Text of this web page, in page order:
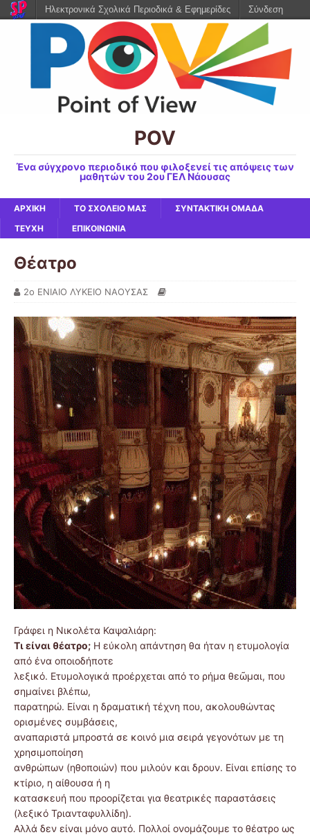
POV
Ένα σύγχρονο περιοδικό που φιλοξενεί τις απόψεις των
μαθητών του 2ου ΓΕΛ Νάουσας
ΑΡΧΙΚΗ ΤΟ ΣΧΟΛΕΙΟ ΜΑΣ
ΣΥΝΤΑΚΤΙΚΗ ΟΜΑΔΑ
ΤΕΥΧΗ
ΕΠΙΚΟΙΝΩΝΙΑ
Θέατρο
2ο ΕΝΙΑΙΟ ΛΥΚΕΙΟ ΝΑΟΥΣΑΣ
Γράφει η Νικολέτα Καψαλιάρη:
Τι είναι θέατρο; Η εύκολη απάντηση θα ήταν η ετυμολογία
από ένα οποιοδήποτε
λεξικό. Ετυμολογικά προέρχεται από το ρήμα θεῶμαι, που
σημαίνει βλέπω,
παρατηρώ. Είναι η δραματική τέχνη που, ακολουθώντας
ορισμένες συμβάσεις,
αναπαριστά μπροστά σε κοινό μια σειρά γεγονότων με τη
χρησιμοποίηση
ανθρώπων (ηθοποιών) που μιλούν και δρουν. Είναι επίσης το
κτίριο, η αίθουσα ή η
κατασκευή που προορίζεται για θεατρικές παραστάσεις
(λεξικό Τριανταφυλλίδη).
Αλλά δεν είναι μόνο αυτό. Πολλοί ονομάζουμε το θέατρο ως
Ηλεκτρονικά Σχολικά Περιοδικά & Εφημερίδες Σύνδεση